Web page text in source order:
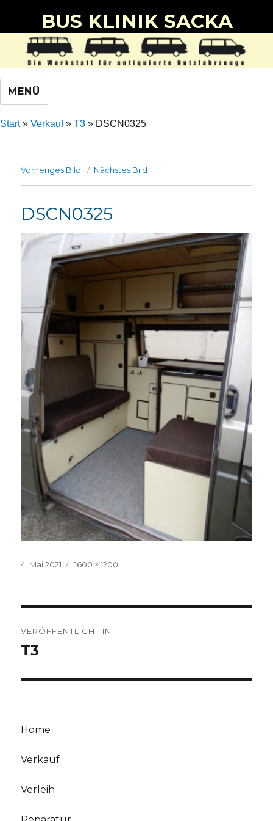
BUS KLINIK SACKA
MENÜ
Start» Verkauf» T3 » DSCN0325
Vorheriges Bild Nächstes Bild
DSCN0325
Veröffentlicht
4. Mai 2021
Volle
1600 × 1200
VERÖFFENTLICHT IN
T3
Home
Verkauf
Verleih